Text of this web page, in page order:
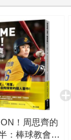
！周思齊的
：棒球教會我